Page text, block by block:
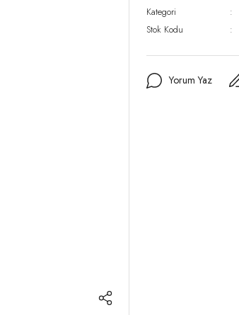
Kategori
Stok Kodu
Yorum Yaz